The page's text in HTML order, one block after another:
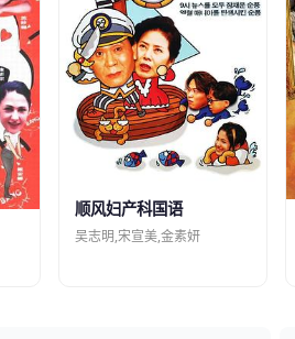
顺风妇产科国语
吴志明,宋宣美,金素妍